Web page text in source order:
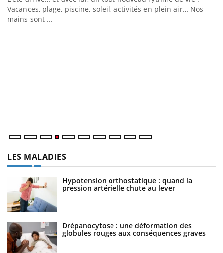
Vacances, plage, piscine, soleil, activités en plein air… Nos
mains sont ...
LES MALADIES
Hypotension orthostatique : quand la
pression artérielle chute au lever
Drépanocytose : une déformation des
globules rouges aux conséquences graves